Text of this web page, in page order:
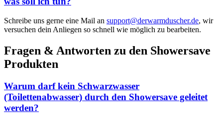
Schreibe uns gerne eine Mail an support@derwarmduscher.de, wir
versuchen dein Anliegen so schnell wie möglich zu bearbeiten.
Fragen & Antworten zu den Showersave
Produkten
Warum darf kein Schwarzwasser
(Toilettenabwasser) durch den Showersave geleitet
werden?